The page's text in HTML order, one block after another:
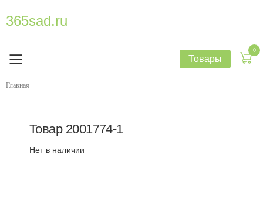
365sad.ru
Товары
0
Главная
Товар 2001774-1
Нет в наличии